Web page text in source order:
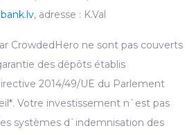
, adresse : K.Val
CrowdedHero ne sont pas couverts
des dépôts établis
2014/49/UE du Parlement
Votre investissement n`est pas
systèmes d`indemnisation des